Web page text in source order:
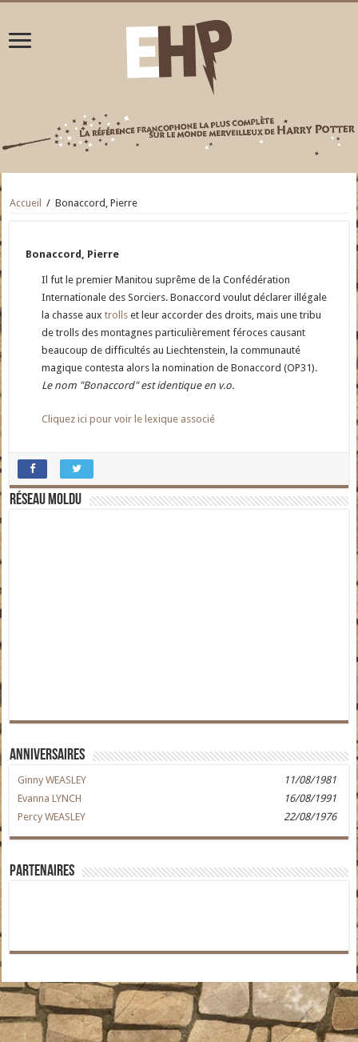
Accueil / Bonaccord, Pierre
Bonaccord, Pierre
Il fut le premier Manitou suprême de la Confédération
Internationale des Sorciers. Bonaccord voulut déclarer illégale
la chasse auxtrolls et leur accorder des droits, mais une tribu
de trolls des montagnes particulièrement féroces causant
beaucoup de difficultés au Liechtenstein, la communauté
magique contesta alors la nomination de Bonaccord (OP31).
Le nom "Bonaccord" est identique en v.o.
Cliquez ici pour voir le lexique associé
Réseau moldu
Anniversaires
Ginny WEASLEY
11/08/1981
Evanna LYNCH
16/08/1991
Percy WEASLEY
22/08/1976
Partenaires